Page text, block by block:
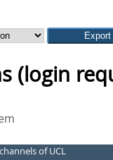
(login
of UCL